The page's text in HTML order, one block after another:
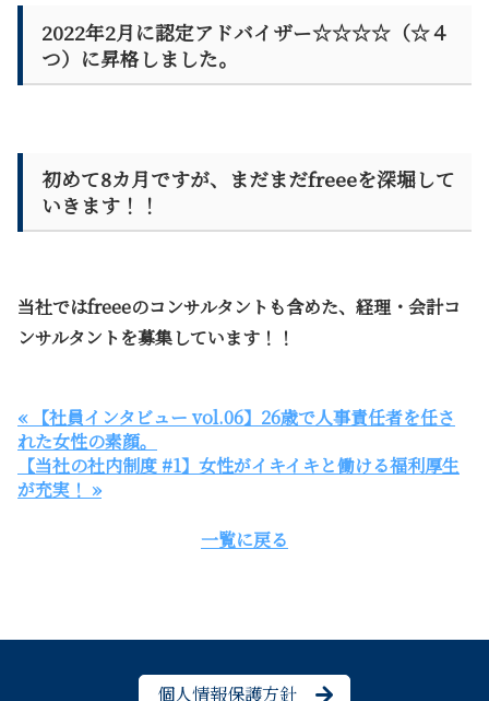
2022年2月に認定アドバイザー☆☆☆☆（☆４
つ）に昇格しました。
初めて8カ月ですが、まだまだfreeeを深堀して
いきます！！
当社ではfreeeのコンサルタントも含めた、経理・会計コ
ンサルタントを募集しています！！
« 【社員インタビュー vol.06】26歳で人事責任者を任さ
れた女性の素顔。
【当社の社内制度 #1】女性がイキイキと働ける福利厚生
が充実！ »
一覧に戻る
個人情報保護方針